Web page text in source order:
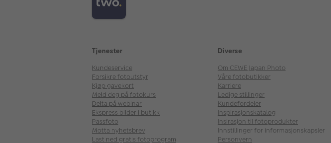
Tjenester
Kundeservice
Forsikre fotoutstyr
Kjøp gavekort
Meld deg på fotokurs
Delta på webinar
Ekspress bilder i butikk
Passfoto
Motta nyhetsbrev
Last ned gratis fotoprogram
Diverse
Om CEWE Japan Photo
Våre fotobutikker
Karriere
Ledige stillinger
Kundefordeler
Inspirasjonskatalog
Insirasjon til fotoprodukter
Innstillinger for informasjonskapsler
Personvern